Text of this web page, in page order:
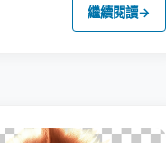
繼續閱讀→